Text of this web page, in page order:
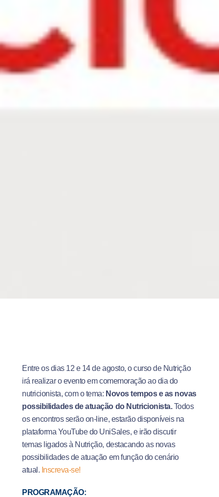
Entre os dias 12 e 14 de agosto, o curso de Nutrição
irá realizar o evento em comemoração ao dia do
nutricionista, com o tema: Novos tempos e as novas
possibilidades de atuação do Nutricionista.Todos
os encontros serão on-line, estarão disponíveis na
plataforma YouTube do UniSales, e irão discutir
temas ligados à Nutrição, destacando as novas
possibilidades de atuação em função do cenário
atual. Inscreva-se!
PROGRAMAÇÃO: